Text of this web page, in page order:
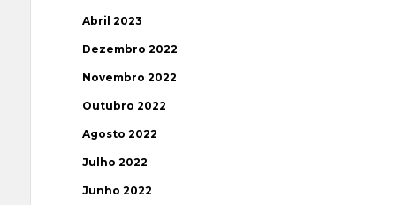
Abril 2023
Dezembro 2022
Novembro 2022
Outubro 2022
Agosto 2022
Julho 2022
Junho 2022